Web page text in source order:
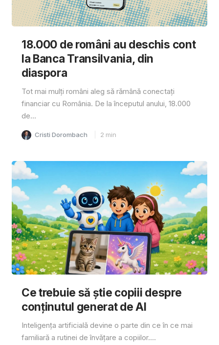
18.000 de români au deschis cont
la Banca Transilvania, din
diaspora
Tot mai mulți români aleg să rămână conectați
financiar cu România. De la începutul anului, 18.000
de...
Cristi Dorombach 2 min
Ce trebuie să știe copiii despre
conținutul generat de AI
Inteligența artificială devine o parte din ce în ce mai
familiară a rutinei de învățare a copiilor....